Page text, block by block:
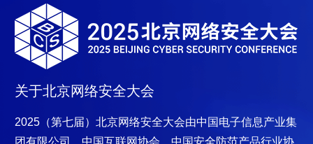
关于北京网络安全大会
2025（第七届）北京网络安全大会由中国电子信息产业集